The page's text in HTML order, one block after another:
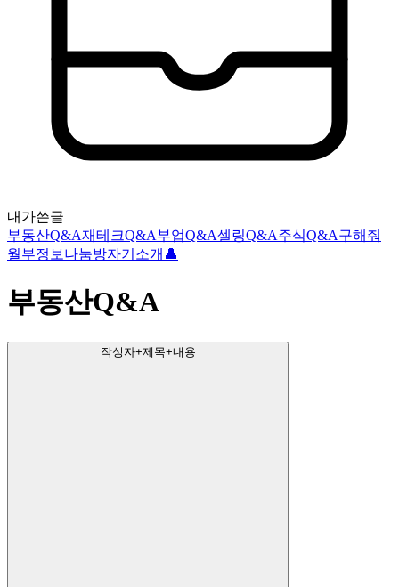
내가쓴글
부동산Q&A재테크Q&A부업Q&A셀링Q&A주식Q&A구해줘
월부정보나눔방자기소개👤
부동산Q&A
작성자+제목+내용